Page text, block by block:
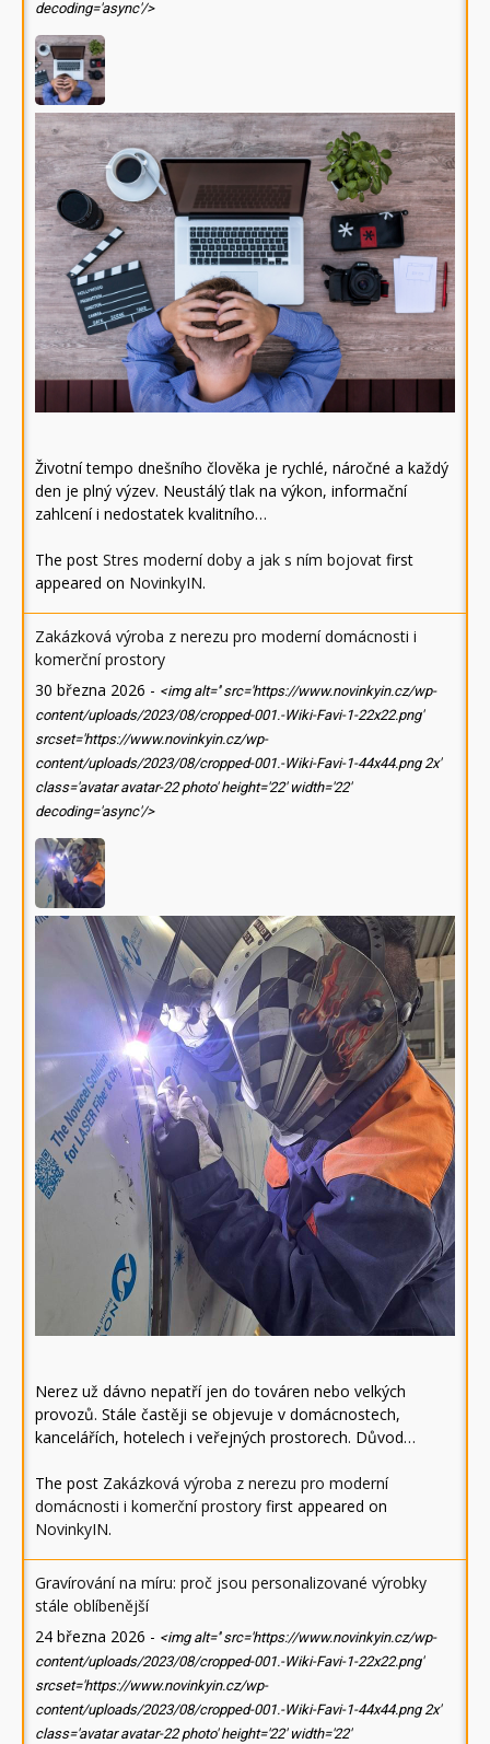
decoding='async'/>
Životní tempo dnešního člověka je rychlé, náročné a každý
den je plný výzev. Neustálý tlak na výkon, informační
zahlcení i nedostatek kvalitního…
The post Stres moderní doby a jak s ním bojovat first
appeared on NovinkyIN.
Zakázková výroba z nerezu pro moderní domácnosti i
komerční prostory
30 března 2026 - <img alt='' src='https://www.novinkyin.cz/wp-
content/uploads/2023/08/cropped-001.-Wiki-Favi-1-22x22.png'
srcset='https://www.novinkyin.cz/wp-
content/uploads/2023/08/cropped-001.-Wiki-Favi-1-44x44.png 2x'
class='avatar avatar-22 photo' height='22' width='22'
decoding='async'/>
Nerez už dávno nepatří jen do továren nebo velkých
provozů. Stále častěji se objevuje v domácnostech,
kancelářích, hotelech i veřejných prostorech. Důvod…
The post Zakázková výroba z nerezu pro moderní
domácnosti i komerční prostory first appeared on
NovinkyIN.
Gravírování na míru: proč jsou personalizované výrobky
stále oblíbenější
24 března 2026 - <img alt='' src='https://www.novinkyin.cz/wp-
content/uploads/2023/08/cropped-001.-Wiki-Favi-1-22x22.png'
srcset='https://www.novinkyin.cz/wp-
content/uploads/2023/08/cropped-001.-Wiki-Favi-1-44x44.png 2x'
class='avatar avatar-22 photo' height='22' width='22'